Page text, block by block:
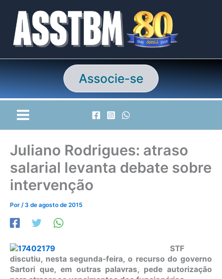
conteúdo
Associe-se
Juliano Rodrigues: atraso
salarial levanta debate sobre
intervenção
Por /3 de agosto de 2015
STF
discutiu, nesta segunda-feira, o recurso do governo
Sartori que, em outras palavras, pede autorização